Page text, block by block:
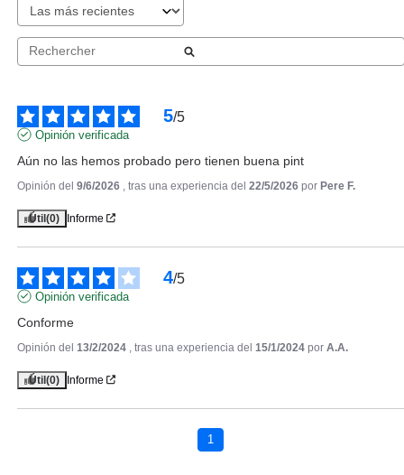
ANNE MOLLER CLEAN UP
Pvr 28.00€
5/5
Opinión verificada
Aún no las hemos probado pero tienen buena pint
Opinión del 9/6/2026 , tras una experiencia del 22/5/2026 por Pere F.
Útil (0) Informe
4/5
Opinión verificada
Conforme
Opinión del 13/2/2024 , tras una experiencia del 15/1/2024 por A.A.
Útil (0) Informe
1